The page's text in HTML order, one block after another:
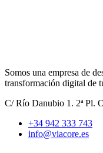
Somos una empresa de
transformación digital de
C/ Río Danubio 1. 2ª Pl.
+34 942 333 743
info@viacore.es